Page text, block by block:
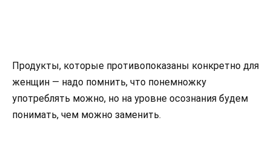
Продукты, которые противопоказаны конкретно для
женщин — надо помнить, что понемножку
употреблять можно, но на уровне осознания будем
понимать, чем можно заменить.